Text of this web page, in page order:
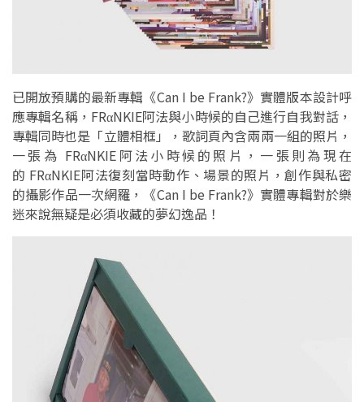
已開放預購的最新專輯《Can I be Frank?》實體版本設計呼
應專輯名稱，FRαNKIE阿法與小時候的自己進行自我對話，
專輯同時也是「立體相框」，歌詞頁內含兩兩一組的照片，
一張為 FRαNKIE阿法小時候的照片，一張則為現在
的 FRαNKIE阿法復刻當時動作、場景的照片，創作與私密
的攝影作品一次網羅，《Can I be Frank?》實體專輯對於樂
迷來說無疑是必須收藏的夢幻逸品！